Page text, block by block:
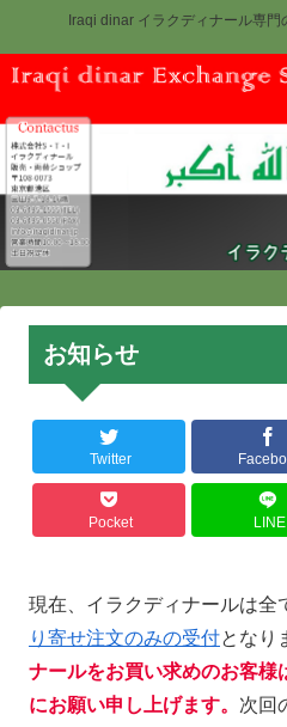
Iraqi dinar イラクディナール専
お知らせ
Twitter
Pocket LINE
現在、イラクディナールは全
り寄せ注文のみの受付となり
ナールをお買い求めのお客様
にお願い申し上げます。 次回